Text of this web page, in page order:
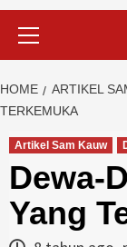
HOME ARTIKEL
TERKEMUKA
Artikel Sam Kauw
Dewa-
Yang